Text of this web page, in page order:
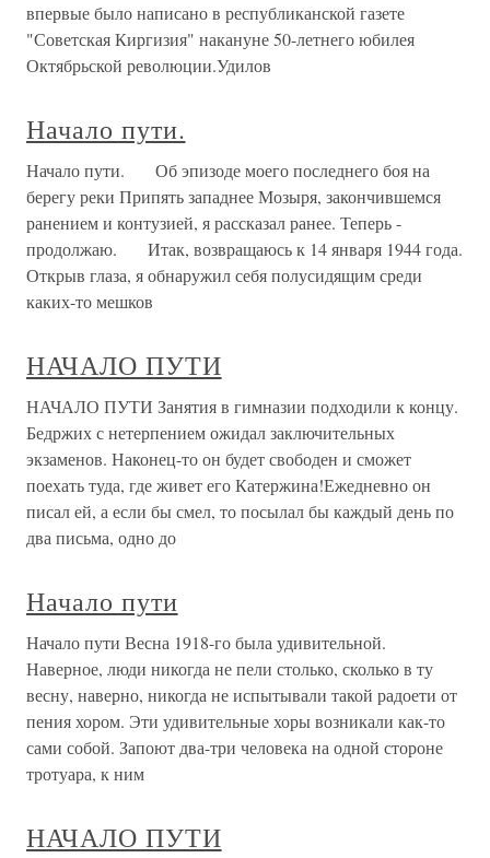
впервые было написано в республиканской газете
"Советская Киргизия" накануне 50-летнего юбилея
Октябрьской революции.Удилов
Начало пути.
Начало пути. Об эпизоде моего последнего боя на
берегу реки Припять западнее Мозыря, закончившемся
ранением и контузией, я рассказал ранее. Теперь -
продолжаю. Итак, возвращаюсь к 14 января 1944 года.
Открыв глаза, я обнаружил себя полусидящим среди
каких-то мешков
НАЧАЛО ПУТИ
НАЧАЛО ПУТИ Занятия в гимназии подходили к концу.
Бедржих с нетерпением ожидал заключительных
экзаменов. Наконец-то он будет свободен и сможет
поехать туда, где живет его Катержина!Ежедневно он
писал ей, а если бы смел, то посылал бы каждый день по
два письма, одно до
Начало пути
Начало пути Весна 1918-го была удивительной.
Наверное, люди никогда не пели столько, сколько в ту
весну, наверно, никогда не испытывали такой радоети от
пения хором. Эти удивительные хоры возникали как-то
сами собой. Запоют два-три человека на одной стороне
тротуара, к ним
НАЧАЛО ПУТИ